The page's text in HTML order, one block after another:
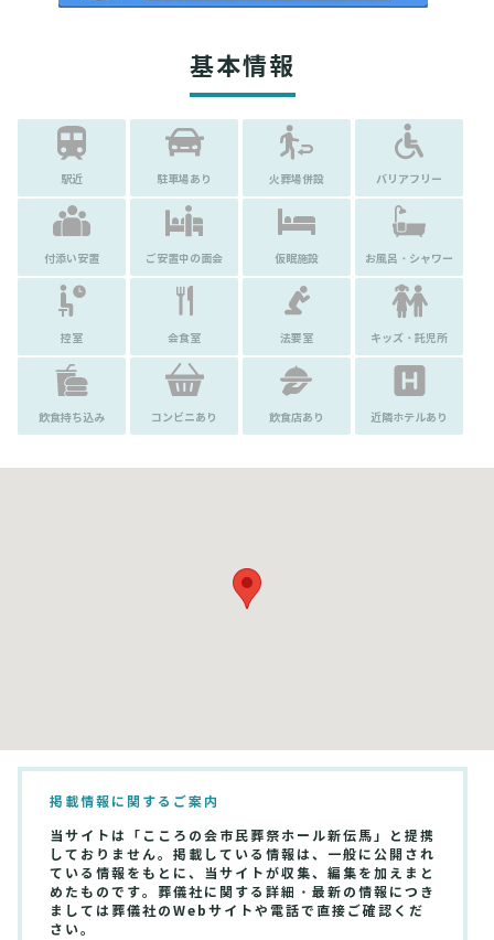
基本情報
駅近 駐車場あり 火葬場併設 バリアフリー
付添い安置 ご安置中の面会 仮眠施設 お風呂・シャワー
控室 会食室 法要室 キッズ・託児所
飲食持ち込み コンビニあり 飲食店あり 近隣ホテルあり
掲載情報に関するご案内
当サイトは「こころの会市民葬祭ホール新伝馬」と提携
しておりません。掲載している情報は、一般に公開され
ている情報をもとに、当サイトが収集、編集を加えまと
めたものです。葬儀社に関する詳細・最新の情報につき
ましては葬儀社のWebサイトや電話で直接ご確認くだ
さい。